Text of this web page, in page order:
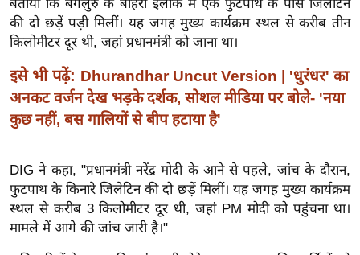
ल
श
ख्सि
य
त
यं
डि
या
सा
हि
बताया कि बेंगलुरु के बाहरी इलाके में एक फुटपाथ के पास जिलेटिन
की दो छड़ें पड़ी मिलीं। यह जगह मुख्य कार्यक्रम स्थल से करीब तीन
किलोमीटर दूर थी, जहां प्रधानमंत्री को जाना था।
इसे भी पढ़ें: Dhurandhar Uncut Version | 'धुरंधर' का
अनकट वर्जन देख भड़के दर्शक, सोशल मीडिया पर बोले- 'नया
कुछ नहीं, बस गालियों से बीप हटाया है'
DIG ने कहा, "प्रधानमंत्री नरेंद्र मोदी के आने से पहले, जांच के दौरान,
फुटपाथ के किनारे जिलेटिन की दो छड़ें मिलीं। यह जगह मुख्य कार्यक्रम
स्थल से करीब 3 किलोमीटर दूर थी, जहां PM मोदी को पहुंचना था।
मामले में आगे की जांच जारी है।"